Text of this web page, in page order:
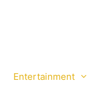
Entertainment